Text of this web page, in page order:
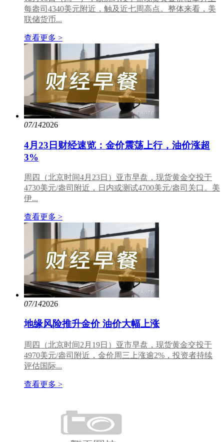
每盎司4340美元附近，触及近七周高点。整体来看，美
联储货币...
查看更多 >
07/142026
4月23日财经速览：金价震荡上行，油价涨超
3%
周四（北京时间4月23日）亚市早盘，现货黄金交投于
4730美元/盎司附近，日内或测试4700美元/盎司关口。美
伊...
查看更多 >
07/142026
地缘风险推升金价 油价大幅上涨
周四（北京时间2月19日）亚市早盘，现货黄金交投于
4970美元/盎司附近，金价周三上涨逾2%，投资者持续
评估国际...
查看更多 >